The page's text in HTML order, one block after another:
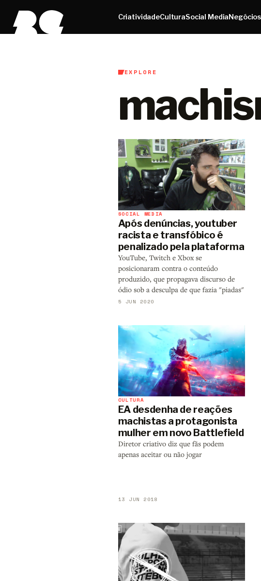
CriatividadeCulturaSocial MediaNegócios
EXPLORE
SOCIAL MEDIA
Após denúncias, youtuber
racista e transfóbico é
penalizado pela plataforma
YouTube, Twitch e Xbox se
posicionaram contra o conteúdo
produzido, que propagava discurso de
ódio sob a desculpa de que fazia "piadas"
5 JUN 2020
CULTURA
EA desdenha de reações
machistas a protagonista
mulher em novo Battlefield
Diretor criativo diz que fãs podem
apenas aceitar ou não jogar
13 JUN 2018